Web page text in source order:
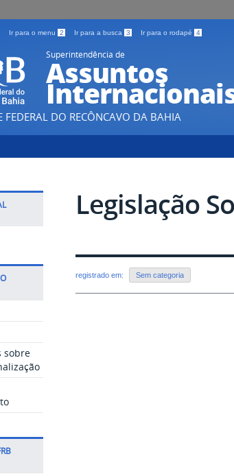
Ir para o menu 2 Ir para a busca 3 Ir para o rodapé 4
Superintendência de
Assuntos
FEDERAL DO RECÔNCAVO DA BAHIA
sobre
Legislação
registrado em: Sem categoria